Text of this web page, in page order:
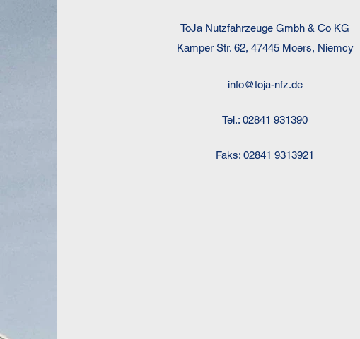
ToJa Nutzfahrzeuge Gmbh & Co KG
Kamper Str. 62, 47445 Moers, Niemcy
info@toja-nfz.de
Tel.: 02841 931390
Faks: 02841 9313921